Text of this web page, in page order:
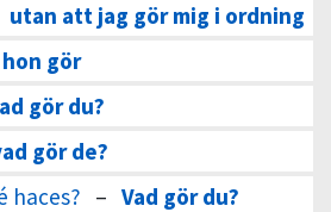
utan att jag gör mig i ordning
gör
gör du?
gör de?
haces? – Vad gör du?